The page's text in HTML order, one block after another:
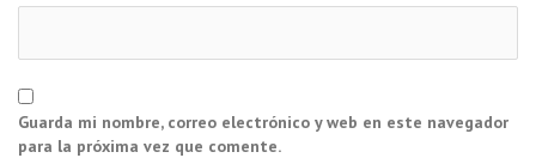
Guarda mi nombre, correo electrónico y web en este navegador
para la próxima vez que comente.